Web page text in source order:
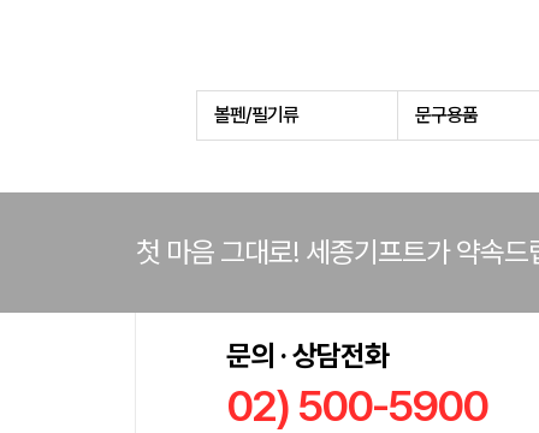
볼펜/필기류 문구용품
첫 마음 그대로! 세종기프트가 약속드
문의 · 상담전화
02) 500-5900